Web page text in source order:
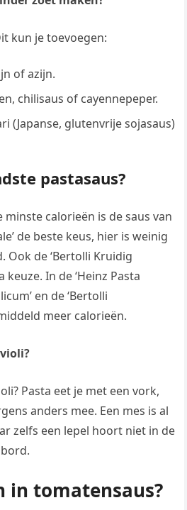
kun je toevoegen:
of azijn.
chilisaus of cayennepeper.
(Japanse, glutenvrije sojasaus)
pastasaus?
calorieën is de saus van
de beste keus, hier is weinig
Ook de ‘Bertolli Kruidig
keuze. In de ‘Heinz Pasta
en de ‘Bertolli
meer calorieën.
Pasta eet je met een vork,
anders mee. Een mes is al
zelfs een lepel hoort niet in de
in tomatensaus?